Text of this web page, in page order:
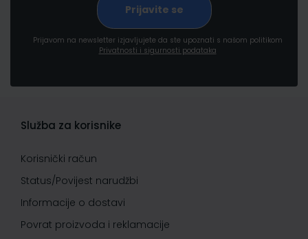
Prijavom na newsletter izjavljujete da ste upoznati s našom politikom
Privatnosti i sigurnosti podataka
Služba za korisnike
Korisnički račun
Status/Povijest narudžbi
Informacije o dostavi
Povrat proizvoda i reklamacije